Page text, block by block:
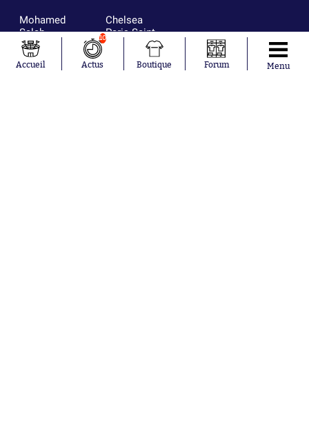
Mohamed
Salah
Mykhailo
Mudryk
Neymar
Chelsea
Paris Saint-
Germain
Olympique
Accueil
10
Actus Boutique Forum Menu